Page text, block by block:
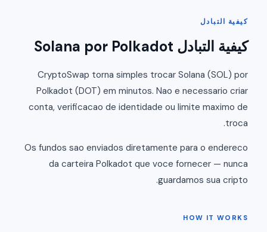
كيفية التبادل
كيفية التبادل Solana por Polkadot
CryptoSwap torna simples trocar Solana (SOL) por
Polkadot (DOT) em minutos. Nao e necessario criar
conta, verificacao de identidade ou limite maximo de
troca.
Os fundos sao enviados diretamente para o endereco
da carteira Polkadot que voce fornecer — nunca
guardamos sua cripto.
HOW IT WORKS